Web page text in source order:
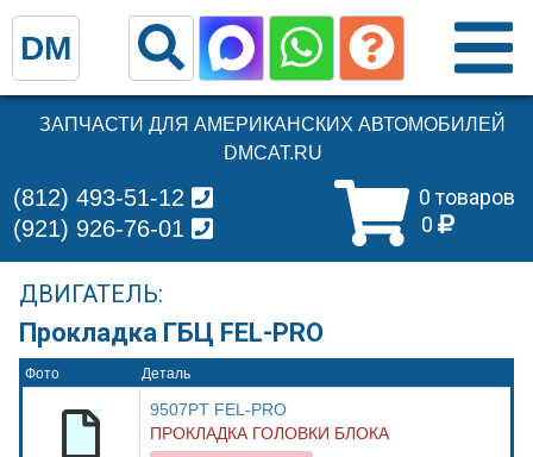
ЗАПЧАСТИ ДЛЯ АМЕРИКАНСКИХ АВТОМОБИЛЕЙ
DMCAT.RU
0 товаров
0
(812) 493-51-12
(921) 926-76-01
ДВИГАТЕЛЬ:
Прокладка ГБЦ FEL-PRO
Фото Деталь
9507PT FEL-PRO
ПРОКЛАДКА ГОЛОВКИ БЛОКА
DM